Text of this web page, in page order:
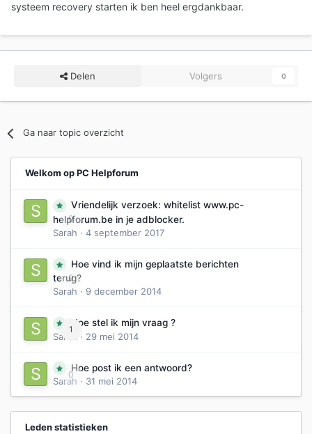
systeem recovery starten ik ben heel ergdankbaar.
Delen Volgers 0
Ga naar topic overzicht
Welkom op PC Helpforum
0
Vriendelijk verzoek: whitelist www.pc-
helpforum.be in je adblocker.
Sarah · 4 september 2017
0
Hoe vind ik mijn geplaatste berichten
terug?
Sarah · 9 december 2014
1
Hoe stel ik mijn vraag ?
Sarah
· 29 mei 2014
0
Hoe post ik een antwoord?
Sarah · 31 mei 2014
Leden statistieken